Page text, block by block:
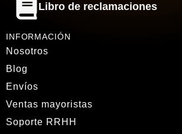
Libro de reclamaciones
INFORMACIÓN
Nosotros
Blog
Envíos
Ventas mayoristas
Soporte RRHH